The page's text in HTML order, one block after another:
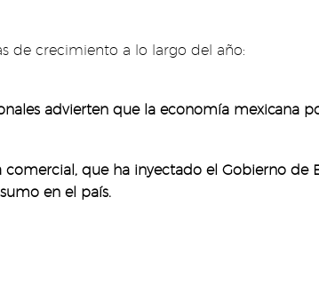
de crecimiento a lo largo del año:
advierten que la economía mexicana
que ha inyectado el Gobierno de
en el país.